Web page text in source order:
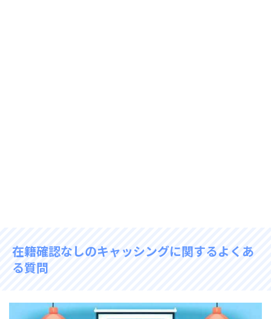
在籍確認なしのキャッシングに関するよくあ
る質問